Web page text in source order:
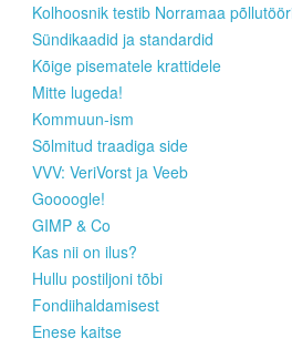
Kolhoosnik testib Norramaa
Sündikaadid ja standardid
Kõige pisematele krattidele
Mitte lugeda!
Kommuun-ism
Sõlmitud traadiga side
VVV: VeriVorst ja Veeb
Goooogle!
GIMP & Co
Kas nii on ilus?
Hullu postiljoni tõbi
Fondiihaldamisest
Enese kaitse